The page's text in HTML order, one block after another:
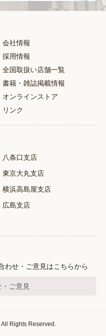
会社情報
採用情報
全国取扱い店舗一覧
書籍・雑誌掲載情報
オンラインストア
リンク
八条口支店
東京大丸支店
横浜高島屋支店
広島支店
わせ・ご意見はこちらから
ご意見
Rights Reserved.